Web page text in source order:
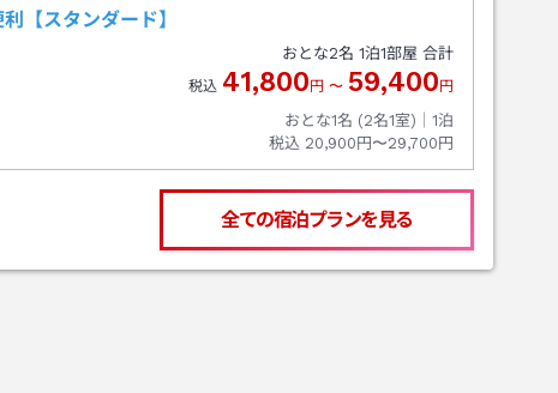
スタンダード】
おとな2名 1泊1部屋 合計
税込 41,800 円 〜 59,400 円
おとな1名 (2名1室)｜ 1泊
税込 20,900円〜29,700円
全ての宿泊プランを見る